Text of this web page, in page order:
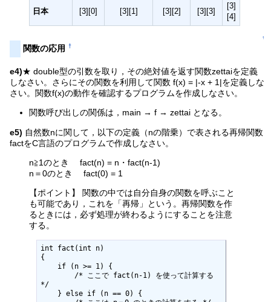
日本 [3][0] [3][1] [3][2] [3][3]
[3]
[4]
↑
関数の応用 †
e4)★ double型の引数を取り，その絶対値を返す関数zettaiを定義
しなさい。さらにその関数を利用して関数 f(x) = |-x + 1|を定義しな
さい。関数f(x)の動作を確認するプログラムを作成しなさい。
関数呼び出しの関係は，main → f → zettai となる。
e5) 自然数nに関して，以下の定義（nの階乗）で表される再帰関数
factをC言語のプログラムで作成しなさい。
n≧1のとき fact(n) = n・fact(n-1)
n＝0のとき fact(0) = 1
【ポイント】 関数の中では自分自身の関数を呼ぶこと
も可能であり，これを「再帰」という。再帰関数を作
るときには，必ず処理が終わるようにすることを注意
する。
int fact(int n)
{
*/